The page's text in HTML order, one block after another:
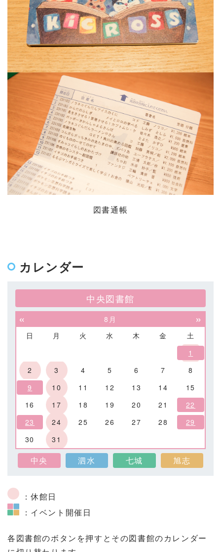
図書通帳
カレンダー
中央図書館
« 8月 »
日 月 火 水 木 金
土
1
2
3 4 5 6 7
8
9
10 11 12 13 14
15
16
17 18 19 20 21
22
23
24 25 26 27 28
29
30
31
中央 泗水 七城 旭志
：休館日
：イベント開催日
各図書館のボタンを押すとその図書館のカレンダー